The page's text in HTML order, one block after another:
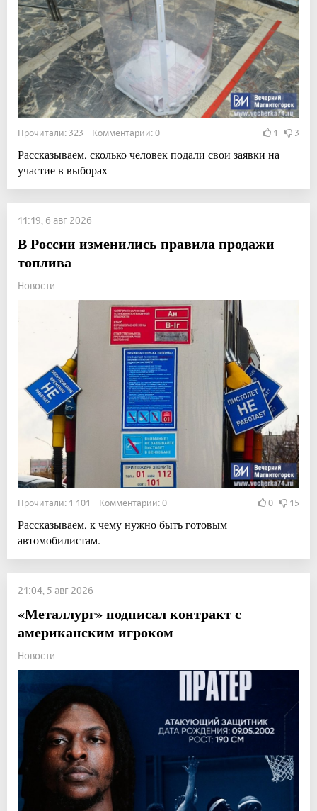
Прочитали: 323 Комментарии: 0 1 3
Рассказываем, сколько человек подали свои заявки на
участие в выборах
11:19, 6 авг 2026
В России изменились правила продажи
топлива
Новости
Прочитали: 1 101 Комментарии: 0 0 15
Рассказываем, к чему нужно быть готовым
автомобилистам.
21:04, 5 авг 2026
«Металлург» подписал контракт с
американским игроком
Новости